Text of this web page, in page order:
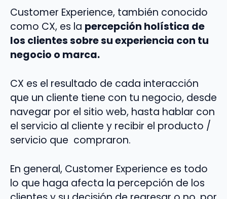
Customer Experience, también conocido
como CX, es la percepción holística de
los clientes sobre su experiencia con tu
negocio o marca.
CX es el resultado de cada interacción
que un cliente tiene con tu negocio, desde
navegar por el sitio web, hasta hablar con
el servicio al cliente y recibir el producto /
servicio que compraron.
En general, Customer Experience es todo
lo que haga afecta la percepción de los